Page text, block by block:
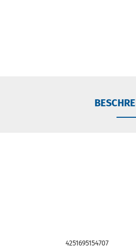
4251695154707